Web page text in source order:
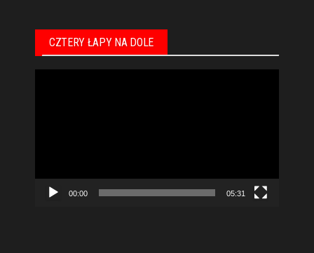
CZTERY ŁAPY NA DOLE
00:00 05:31